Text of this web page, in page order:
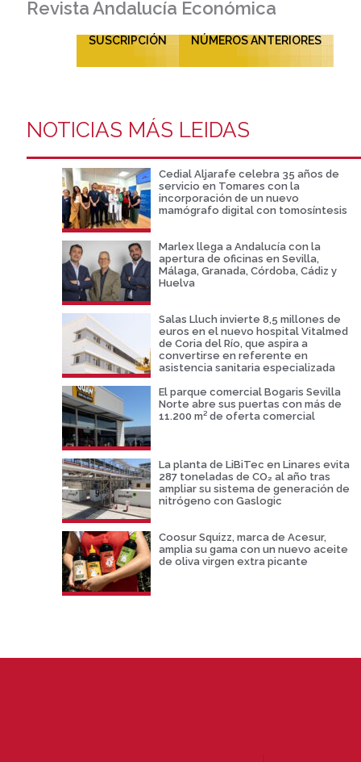
Revista Andalucía Económica
SUSCRIPCIÓN NÚMEROS ANTERIORES
NOTICIAS MÁS LEIDAS
Cedial Aljarafe celebra 35 años de
servicio en Tomares con la
incorporación de un nuevo
mamógrafo digital con tomosíntesis
Marlex llega a Andalucía con la
apertura de oficinas en Sevilla,
Málaga, Granada, Córdoba, Cádiz y
Huelva
Salas Lluch invierte 8,5 millones de
euros en el nuevo hospital Vitalmed
de Coria del Río, que aspira a
convertirse en referente en
asistencia sanitaria especializada
El parque comercial Bogaris Sevilla
Norte abre sus puertas con más de
11.200 m² de oferta comercial
La planta de LiBiTec en Linares evita
287 toneladas de CO₂ al año tras
ampliar su sistema de generación de
nitrógeno con Gaslogic
Coosur Squizz, marca de Acesur,
amplia su gama con un nuevo aceite
de oliva virgen extra picante